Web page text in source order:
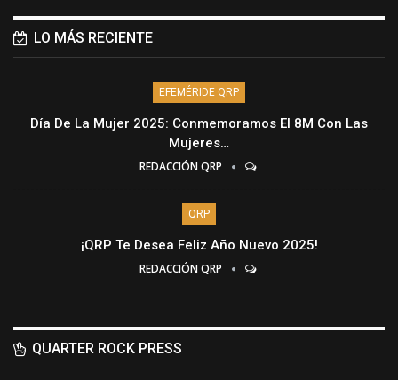
LO MÁS RECIENTE
EFEMÉRIDE QRP
Día De La Mujer 2025: Conmemoramos El 8M Con Las
Mujeres…
REDACCIÓN QRP
QRP
¡QRP Te Desea Feliz Año Nuevo 2025!
REDACCIÓN QRP
QUARTER ROCK PRESS